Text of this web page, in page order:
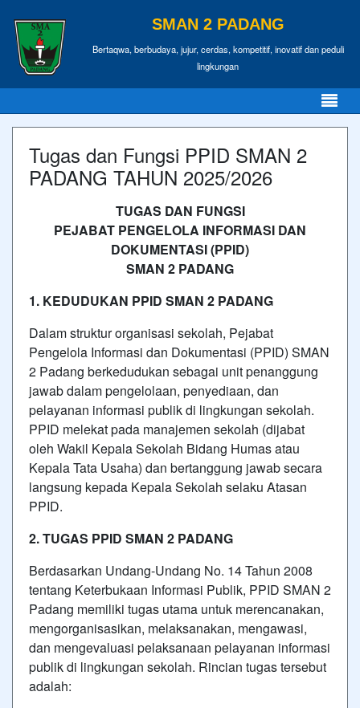
SMAN 2 PADANG
Bertaqwa, berbudaya, jujur, cerdas, kompetitif, inovatif dan peduli
lingkungan
Tugas dan Fungsi PPID SMAN 2
PADANG TAHUN 2025/2026
TUGAS DAN FUNGSI
PEJABAT PENGELOLA INFORMASI DAN
DOKUMENTASI (PPID)
SMAN 2 PADANG
1. KEDUDUKAN PPID SMAN 2 PADANG
Dalam struktur organisasi sekolah, Pejabat
Pengelola Informasi dan Dokumentasi (PPID) SMAN
2 Padang berkedudukan sebagai unit penanggung
jawab dalam pengelolaan, penyediaan, dan
pelayanan informasi publik di lingkungan sekolah.
PPID melekat pada manajemen sekolah (dijabat
oleh Wakil Kepala Sekolah Bidang Humas atau
Kepala Tata Usaha) dan bertanggung jawab secara
langsung kepada Kepala Sekolah selaku Atasan
PPID.
2. TUGAS PPID SMAN 2 PADANG
Berdasarkan Undang-Undang No. 14 Tahun 2008
tentang Keterbukaan Informasi Publik, PPID SMAN 2
Padang memiliki tugas utama untuk merencanakan,
mengorganisasikan, melaksanakan, mengawasi,
dan mengevaluasi pelaksanaan pelayanan informasi
publik di lingkungan sekolah. Rincian tugas tersebut
adalah: